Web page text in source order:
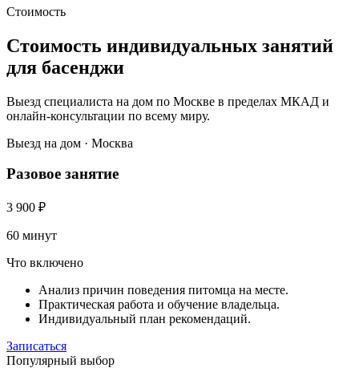
Стоимость
Стоимость индивидуальных занятий
для басенджи
Выезд специалиста на дом по Москве в пределах МКАД и
онлайн-консультации по всему миру.
Выезд на дом · Москва
Разовое занятие
3 900 ₽
60 минут
Что включено
Анализ причин поведения питомца на месте.
Практическая работа и обучение владельца.
Индивидуальный план рекомендаций.
Записаться
Популярный выбор